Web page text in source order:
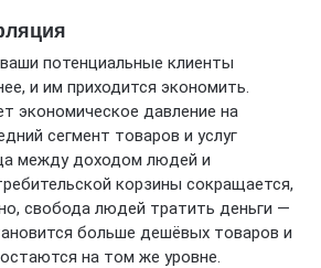
потенциальные клиенты
и им приходится экономить.
экономическое давление на
сегмент товаров и услуг
между доходом людей и
корзины сокращается,
свобода людей тратить деньги —
больше дешёвых товаров и
остаются на том же уровне.